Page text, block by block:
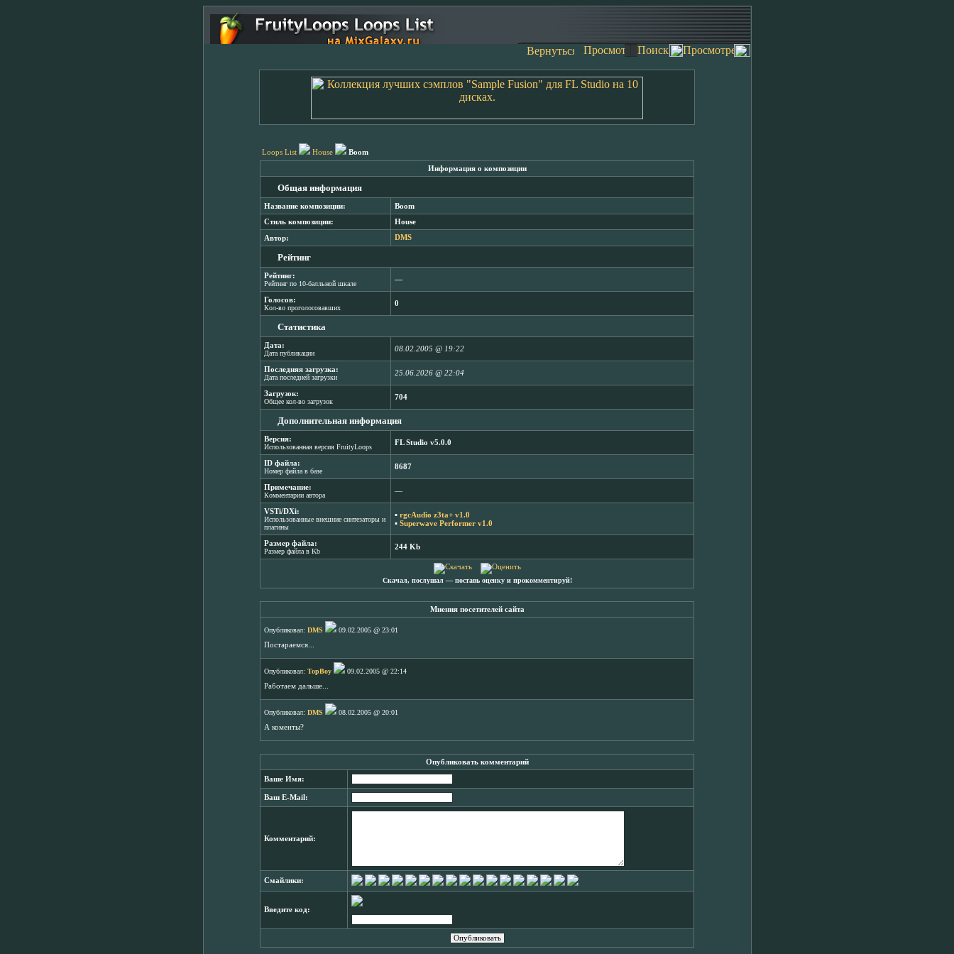
Loops List House Boom
Информация о композиции
Общая информация
Название композиции: Boom
Стиль композиции: House
Автор: DMS
Рейтинг
Рейтинг:
Рейтинг по 10-балльной шкале
―
Голосов:
Кол-во проголосовавших
0
Статистика
Дата:
Дата публикации
08.02.2005 @ 19:22
Последняя загрузка:
Дата последней загрузки
25.06.2026 @ 22:04
Загрузок:
Общее кол-во загрузок
704
Дополнительная информация
Версия:
Использованная версия FruityLoops
FL Studio v5.0.0
ID файла:
Номер файла в базе
8687
Примечание:
Комментарии автора
―
VSTi/DXi:
Использованные внешние синтезаторы и
плагины
▪ rgcAudio z3ta+ v1.0
▪ Superwave Performer v1.0
Размер файла:
Размер файла в Kb
244 Kb
Скачал, послушал ― поставь оценку и прокомментируй!
Мнения посетителей сайта
Опубликовал: DMS
09.02.2005 @ 23:01
Постараемся...
Опубликовал: TopBoy
09.02.2005 @ 22:14
Работаем дальше...
Опубликовал: DMS
08.02.2005 @ 20:01
А коменты?
Опубликовать комментарий
Ваше Имя:
Ваш E-Mail:
Комментарий:
Смайлики:
Введите код: